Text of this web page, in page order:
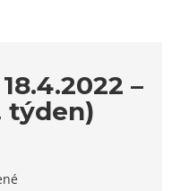
–
týden)